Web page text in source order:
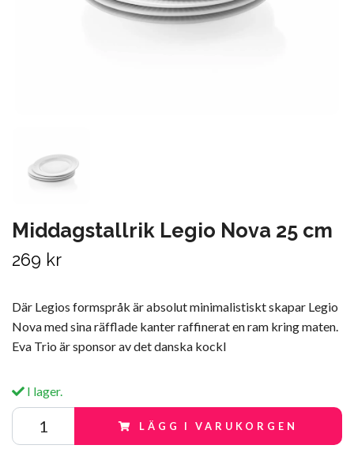
Middagstallrik Legio Nova 25 cm
269 kr
Där Legios formspråk är absolut minimalistiskt skapar Legio
Nova med sina räfflade kanter raffinerat en ram kring maten.
Eva Trio är sponsor av det danska kockl
I lager.
LÄGG I VARUKORGEN